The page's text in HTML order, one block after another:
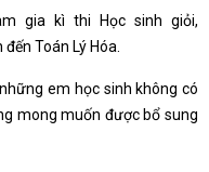
gia kì thi Học sinh giỏi,
Toán Lý Hóa.
em học sinh không có
mong muốn được bổ sung